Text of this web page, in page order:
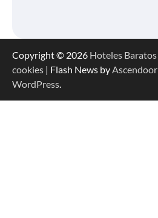
Copyright © 2026 Hoteles Baratos
cookies | Flash News byAscendoor
WordPress.